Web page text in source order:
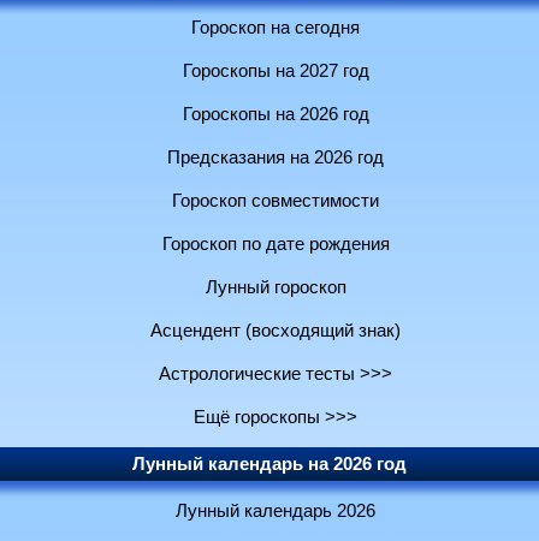
Гороскоп на сегодня
Гороскопы на 2027 год
Гороскопы на 2026 год
Предсказания на 2026 год
Гороскоп совместимости
Гороскоп по дате рождения
Лунный гороскоп
Асцендент (восходящий знак)
Астрологические тесты >>>
Ещё гороскопы >>>
Лунный календарь на 2026 год
Лунный календарь 2026